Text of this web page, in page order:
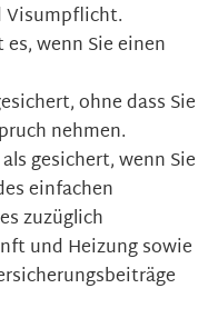
Visumpflicht.
wenn Sie einen
ohne dass Sie
nehmen.
gesichert, wenn Sie
einfachen
zuzüglich
und Heizung sowie